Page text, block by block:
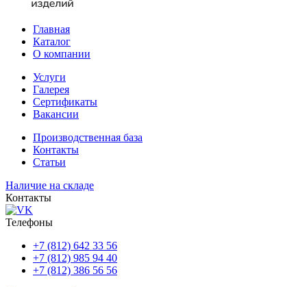
Главная
Каталог
О компании
Услуги
Галерея
Сертификаты
Вакансии
Производственная база
Контакты
Статьи
Наличие на складе
Контакты
Телефоны
+7 (812) 642 33 56
+7 (812) 985 94 40
+7 (812) 386 56 56